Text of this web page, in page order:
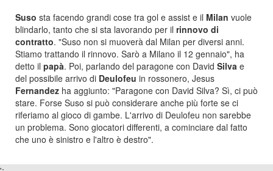
Suso sta facendo grandi cose tra gol e assist e il Milan vuole
blindarlo, tanto che si sta lavorando per il rinnovo di
contratto. "Suso non si muoverà dal Milan per diversi anni.
Stiamo trattando il rinnovo. Sarò a Milano il 12 gennaio", ha
detto il papà. Poi, parlando del paragone con David Silva e
del possibile arrivo di Deulofeu in rossonero, Jesus
Fernandez ha aggiunto: "Paragone con David Silva? Sì, ci può
stare. Forse Suso si può considerare anche più forte se ci
riferiamo al gioco di gambe. L'arrivo di Deulofeu non sarebbe
un problema. Sono giocatori differenti, a cominciare dal fatto
che uno è sinistro e l'altro è destro".